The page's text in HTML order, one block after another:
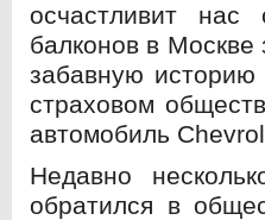
осчастливит
балконов в Москве
забавную историю
страховом
автомобиль
Недавно
обратился в